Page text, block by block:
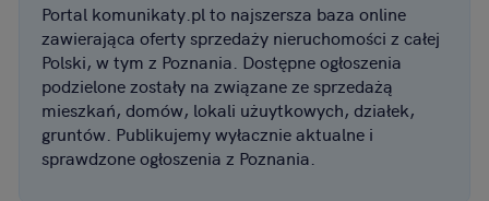
Portal komunikaty.pl to najszersza baza online
zawierająca oferty sprzedaży nieruchomości z całej
Polski, w tym z Poznania. Dostępne ogłoszenia
podzielone zostały na związane ze sprzedażą
mieszkań, domów, lokali użuytkowych, działek,
gruntów. Publikujemy wyłacznie aktualne i
sprawdzone ogłoszenia z Poznania.